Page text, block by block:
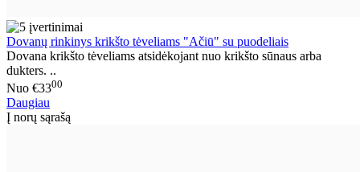
Dovanų rinkinys krikšto tėveliams "Ačiū" su puodeliais
Dovana krikšto tėveliams atsidėkojant nuo krikšto sūnaus arba
dukters. ..
Nuo €3300
Daugiau
Į norų sąrašą